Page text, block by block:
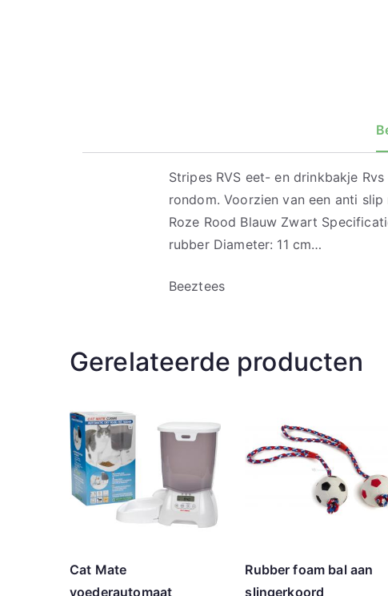
Stripes RVS eet- en drinkbakje
rondom. Voorzien van een anti
Roze Rood Blauw Zwart
rubber Diameter: 11 cm…
Beeztees
Gerelateerde producten
Cat Mate
voederautomaat
Rubber foam bal aan
slingerkoord